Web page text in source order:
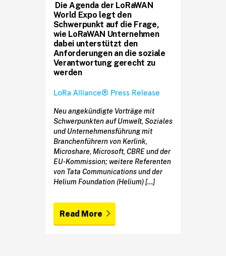
Die Agenda der LoRaWAN
World Expo legt den
Schwerpunkt auf die Frage,
wie LoRaWAN Unternehmen
dabei unterstützt den
Anforderungen an die soziale
Verantwortung gerecht zu
werden
LoRa Alliance® Press Release
Neu angekündigte Vorträge mit
Schwerpunkten auf Umwelt, Soziales
und Unternehmensführung mit
Branchenführern von Kerlink,
Microshare, Microsoft, CBRE und der
EU-Kommission; weitere Referenten
von Tata Communications und der
Helium Foundation (Helium) […]
Read More